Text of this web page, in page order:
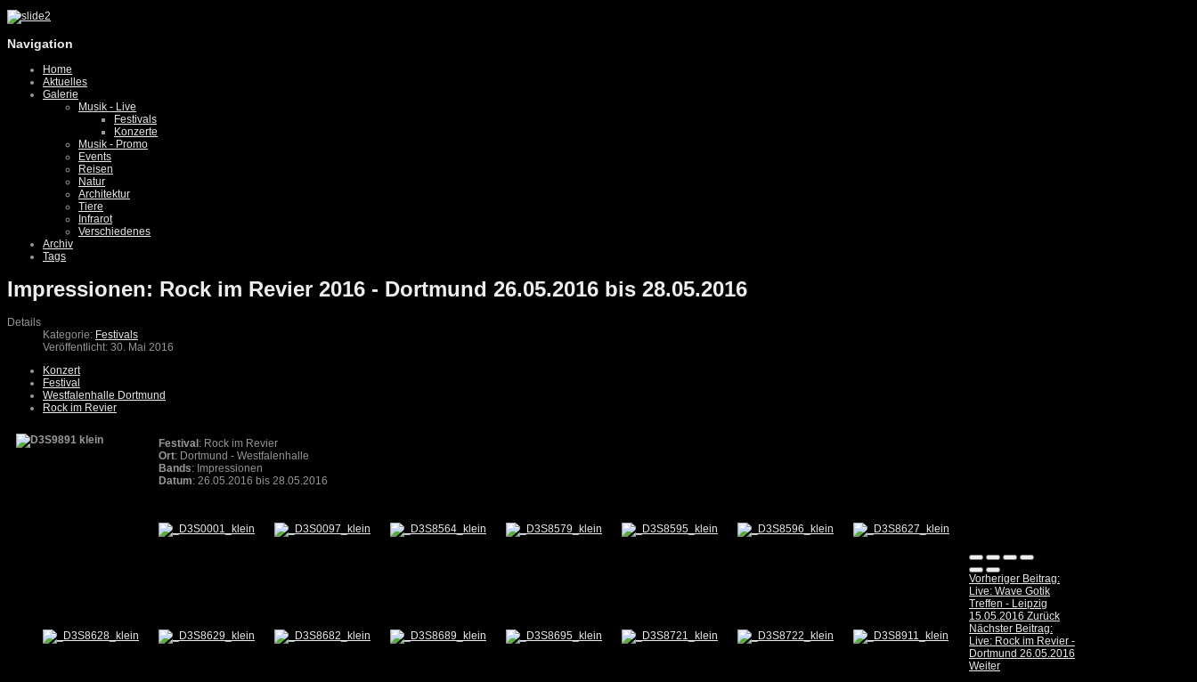
Navigation
Home
Aktuelles
Galerie
Musik - Live
Festivals
Konzerte
Musik - Promo
Events
Reisen
Natur
Architektur
Tiere
Infrarot
Verschiedenes
Archiv
Tags
Impressionen: Rock im Revier 2016 - Dortmund 26.05.2016 bis 28.05.2016
Details
Kategorie: Festivals
Veröffentlicht: 30. Mai 2016
Konzert
Festival
Westfalenhalle Dortmund
Rock im Revier
Festival : Rock im Revier
Ort: Dortmund - Westfalenhalle
Bands: Impressionen
Datum: 26.05.2016 bis 28.05.2016
Vorheriger Beitrag:
Live: Wave Gotik
Treffen - Leipzig
15.05.2016 Zurück
Nächster Beitrag:
Live: Rock im Revier -
Dortmund 26.05.2016
Weiter